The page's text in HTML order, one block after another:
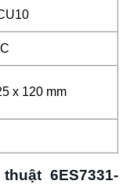
x 120 mm
6ES7331-